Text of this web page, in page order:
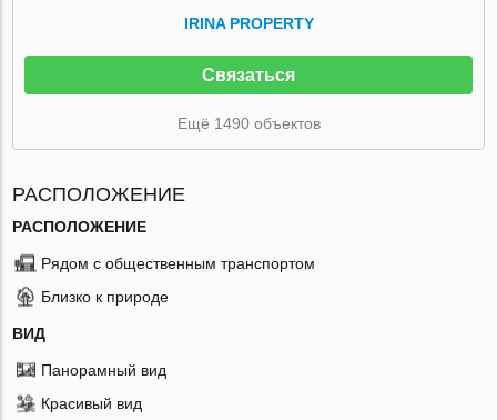
IRINA PROPERTY
Связаться
Ещё 1490 объектов
РАСПОЛОЖЕНИЕ
РАСПОЛОЖЕНИЕ
Рядом с общественным транспортом
Близко к природе
ВИД
Панорамный вид
Красивый вид